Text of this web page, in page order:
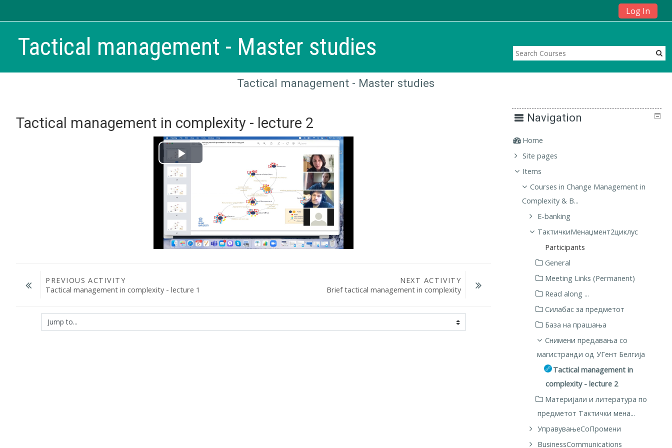
Log In
Tactical management - Master studies
Tactical management - Master studies
Tactical management in complexity - lecture 2
Play
Video
PREVIOUS ACTIVITY
Tactical management in complexity - lecture 1
NEXT ACTIVITY
Brief tactical management in complexity
Navigation
Home
Site pages
Items
Courses in Change Management in
Complexity & B...
E-banking
ТактичкиМенаџмент2циклус
Participants
General
Meeting Links (Permanent)
Read along ...
Силабас за предметот
База на прашања
Снимени предавања со
магистранди од УГент Белгија
Tactical management in
complexity - lecture 2
Материјали и литература по
предметот Тактички мена...
УправувањеСоПромени
BusinessCommunications